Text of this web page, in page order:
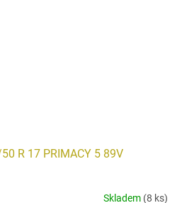
R 17 PRIMACY 5 89V
Skladem (8 ks)